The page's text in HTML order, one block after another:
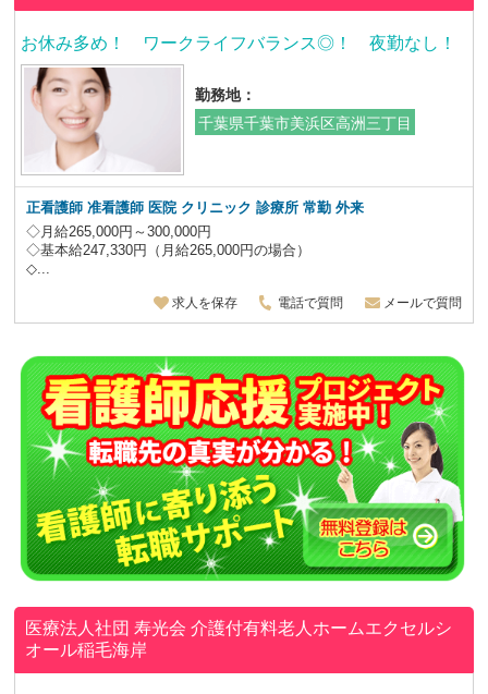
お休み多め！ ワークライフバランス◎！ 夜勤なし！
勤務地：
千葉県千葉市美浜区高洲三丁目
正看護師 准看護師 医院 クリニック 診療所 常勤 外来
◇月給265,000円～300,000円
◇基本給247,330円（月給265,000円の場合）
◇...
求人を保存 電話で質問 メールで質問
医療法人社団 寿光会介護付有料老人ホームエクセルシ
オール稲毛海岸